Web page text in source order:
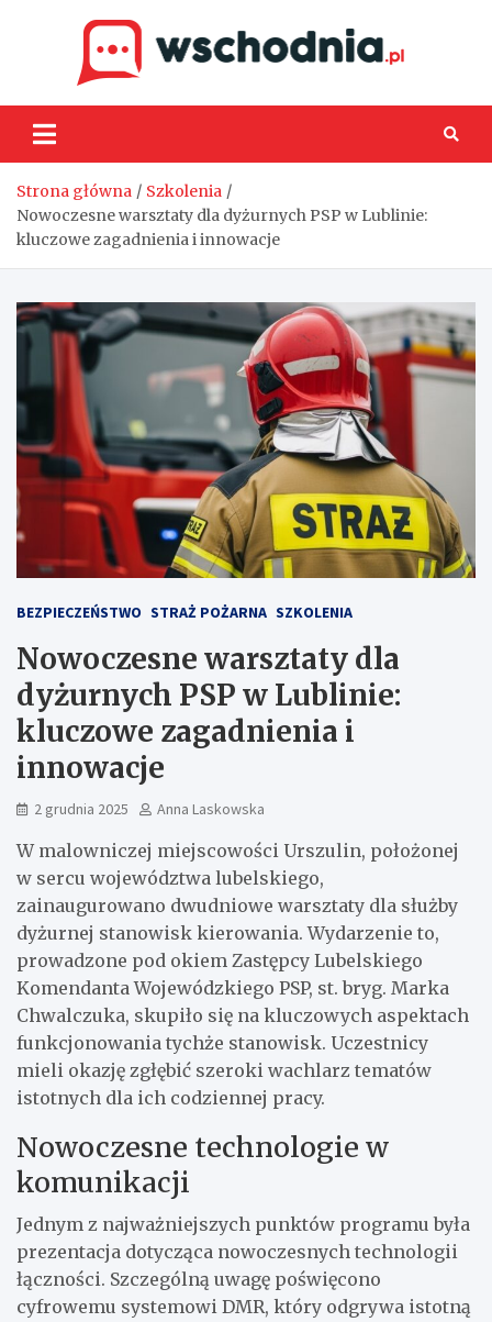
Strona główna
Szkolenia
Nowoczesne warsztaty dla dyżurnych PSP w Lublinie:
kluczowe zagadnienia i innowacje
BEZPIECZEŃSTWO STRAŻ POŻARNA SZKOLENIA
Nowoczesne warsztaty dla
dyżurnych PSP w Lublinie:
kluczowe zagadnienia i
innowacje
2 grudnia 2025 Anna Laskowska
W malowniczej miejscowości Urszulin, położonej
w sercu województwa lubelskiego,
zainaugurowano dwudniowe warsztaty dla służby
dyżurnej stanowisk kierowania. Wydarzenie to,
prowadzone pod okiem Zastępcy Lubelskiego
Komendanta Wojewódzkiego PSP, st. bryg. Marka
Chwalczuka, skupiło się na kluczowych aspektach
funkcjonowania tychże stanowisk. Uczestnicy
mieli okazję zgłębić szeroki wachlarz tematów
istotnych dla ich codziennej pracy.
Nowoczesne technologie w
komunikacji
Jednym z najważniejszych punktów programu była
prezentacja dotycząca nowoczesnych technologii
łączności. Szczególną uwagę poświęcono
cyfrowemu systemowi DMR, który odgrywa istotną